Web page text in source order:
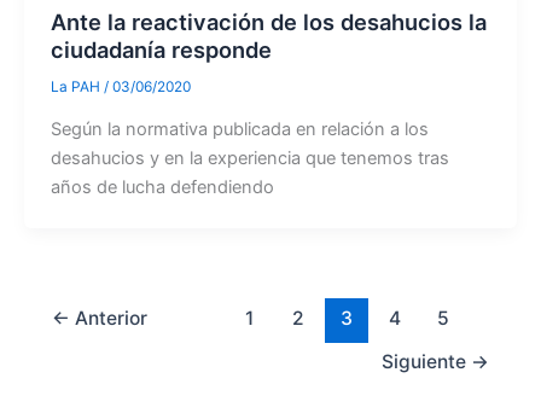
Ante la reactivación de los desahucios la
ciudadanía responde
La PAH / 03/06/2020
Según la normativa publicada en relación a los
desahucios y en la experiencia que tenemos tras
años de lucha defendiendo
← Anterior 1 2 3 4
5
Siguiente →